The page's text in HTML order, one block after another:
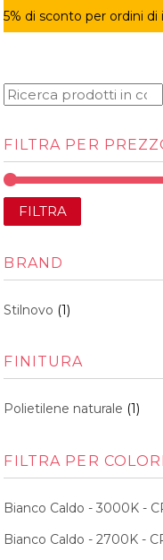
5% di sconto per ordini
FILTRA PER
FILTRA
BRAND
Stilnovo (1)
FINITURA
Polietilene naturale (1)
FILTRA PER
Bianco Caldo - 3000K -
Bianco Caldo - 2700K -